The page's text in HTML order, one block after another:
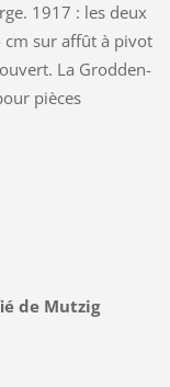
1917 : les deux
cm sur affût à pivot
La Grodden-
pièces
de Mutzig